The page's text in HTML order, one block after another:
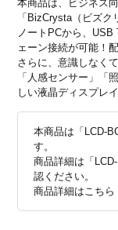
本商品は、ビジネス
「BizCrysta（ビズク
ノートPCから、USB
ェーン接続が可能！
さらに、意識しなく
「人感センサー」「
しい液晶ディスプレイ
本商品は「LCD-
す。
商品詳細は「
認ください。
商品詳細はこちら